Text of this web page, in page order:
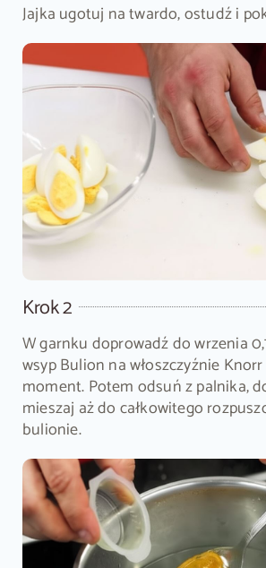
Jajka ugotuj na twardo, ostudź i
Krok 2
W garnku doprowadź do wrzenia
wsyp Bulion na włoszczyźnie
moment. Potem odsuń z palnika,
mieszaj aż do całkowitego
bulionie.